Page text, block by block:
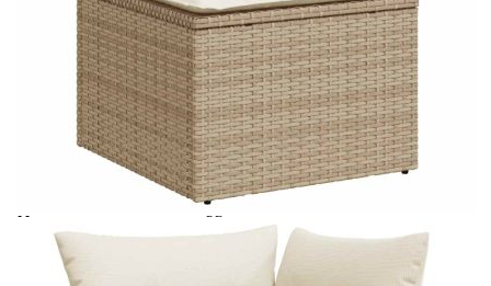
Време за доставка: 5 до 9 дни
Безплатна доставка до адрес при плащане по банков път
Кремавобял
Материал:
PE ратан, стомана с прахово покритие,
акациева дървесина масив с лаково
Размери:
55 x 55 x 37 см (Ш x Д x В)